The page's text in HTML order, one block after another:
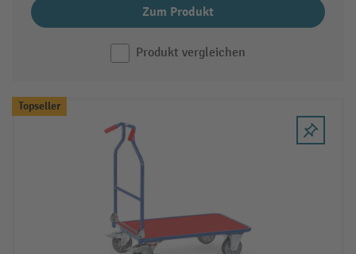
Zum Produkt
Produkt vergleichen
Topseller